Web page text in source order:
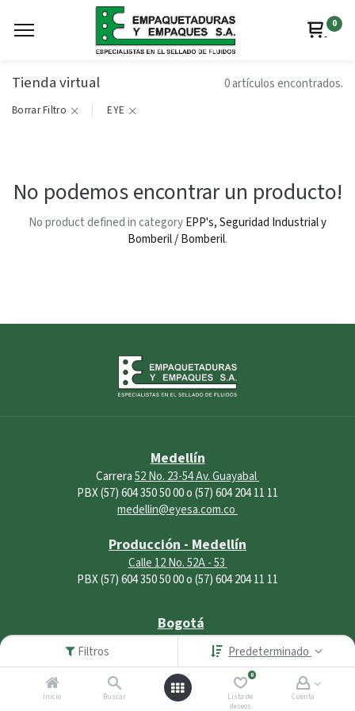
Filtros Predeterminado
Inicio Buscar
0
Lista de
deseos
Cuenta
0
Tienda virtual 0 artículos encontrados.
Borrar Filtro EYE
No podemos encontrar un producto!
No product defined in categoryEPP's, Seguridad Industrial y
Bomberil / Bomberil.
Medellín
Carrera52 No. 23-54 Av. Guayabal
PBX (57) 604 350 50 00 o (57) 604 204 11 11
medellin@eyesa.com.co
Producción - Medellín
Calle 12 No. 52A - 53
PBX (57) 604 350 50 00 o (57) 604 204 11 11
Bogotá
Transversal 95 bis A # 25 D-55
PBX (57) 601 446 50 00
bogota@eyesa.com.co